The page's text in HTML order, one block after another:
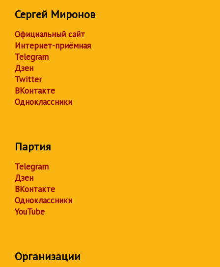
Сергей Миронов
Официальный сайт
Интернет-приёмная
Telegram
Дзен
Twitter
ВКонтакте
Одноклассники
Партия
Telegram
Дзен
ВКонтакте
Одноклассники
YouTube
Организации